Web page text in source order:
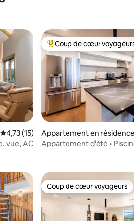
: 4,79 sur 5
Évaluation moyenne sur la base de 15
4,73 (15)
vue, AC
Coups de cœur voyageurs
Coup de cœur
Appartement en résidence
itefish
Appartement d'été •
Coup de cœur voyageurs
Coup de cœur voyageurs